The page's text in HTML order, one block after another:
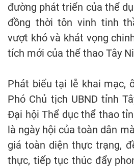
đường phát triển của thể
đồng thời tôn vinh tinh
vượt khó và khát vọng
tích mới của thể thao Tây
Phát biểu tại lễ khai mạc,
Phó Chủ tịch UBND tỉnh
Đại hội Thể dục thể thao
là ngày hội của toàn dân
giá toàn diện thực trạng,
thực, tiếp tục thúc đẩy